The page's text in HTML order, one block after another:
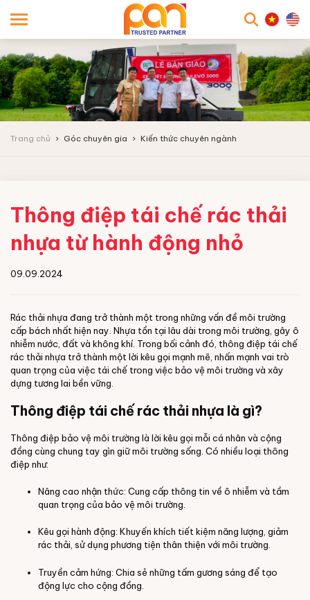
Trang chủ Góc chuyên gia Kiến thức chuyên ngành
Thông điệp tái chế rác thải
nhựa từ hành động nhỏ
09.09.2024
Rác thải nhựa đang trở thành một trong những vấn đề môi trường
cấp bách nhất hiện nay. Nhựa tồn tại lâu dài trong môi trường, gây ô
nhiễm nước, đất và không khí. Trong bối cảnh đó, thông điệp tái chế
rác thải nhựa trở thành một lời kêu gọi mạnh mẽ, nhấn mạnh vai trò
quan trọng của việc tái chế trong việc bảo vệ môi trường và xây
dựng tương lai bền vững.
Thông điệp tái chế rác thải nhựa là gì?
Thông điệp bảo vệ môi trường là lời kêu gọi mỗi cá nhân và cộng
đồng cùng chung tay gìn giữ môi trường sống. Có nhiều loại thông
điệp như:
Nâng cao nhận thức: Cung cấp thông tin về ô nhiễm và tầm
quan trọng của bảo vệ môi trường.
Kêu gọi hành động: Khuyến khích tiết kiệm năng lượng, giảm
rác thải, sử dụng phương tiện thân thiện với môi trường.
Truyền cảm hứng: Chia sẻ những tấm gương sáng để tạo
động lực cho cộng đồng.